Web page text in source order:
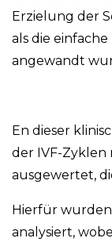
Erzielung der
als die
angewandt
En dieser
der IVF-Zyklen
ausgewertet,
Hierfür
analysiert,